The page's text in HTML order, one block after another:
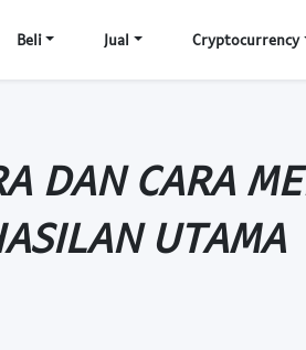
Beli Jual Cryptocurrency
DAN CARA
UTAMA